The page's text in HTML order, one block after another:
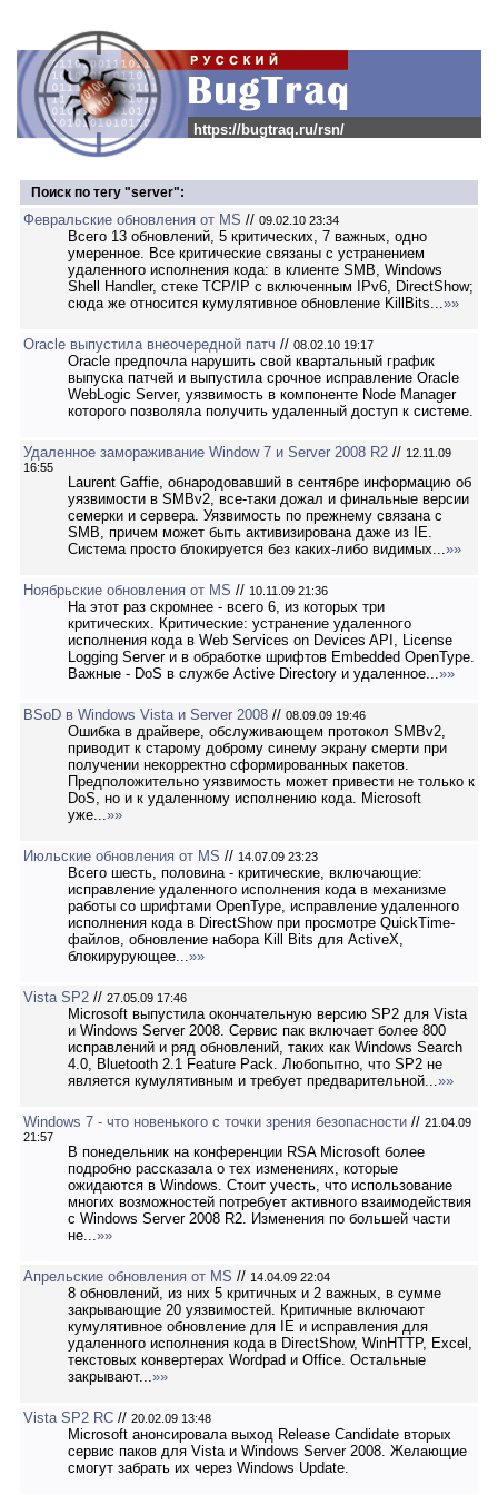
https://bugtraq.ru/rsn/
Поиск по тегу "server":
Февральские обновления от MS // 09.02.10 23:34
Всего 13 обновлений, 5 критических, 7 важных, одно
умеренное. Все критические связаны с устранением
удаленного исполнения кода: в клиенте SMB, Windows
Shell Handler, стеке TCP/IP с включенным IPv6, DirectShow;
сюда же относится кумулятивное обновление KillBits...»»
Oracle выпустила внеочередной патч // 08.02.10 19:17
Oracle предпочла нарушить свой квартальный график
выпуска патчей и выпустила срочное исправление Oracle
WebLogic Server, уязвимость в компоненте Node Manager
которого позволяла получить удаленный доступ к системе.
Удаленное замораживание Window 7 и Server 2008 R2 // 12.11.09
16:55
Laurent Gaffie, обнародовавший в сентябре информацию об
уязвимости в SMBv2, все-таки дожал и финальные версии
семерки и сервера. Уязвимость по прежнему связана с
SMB, причем может быть активизирована даже из IE.
Система просто блокируется без каких-либо видимых...»»
Ноябрьские обновления от MS // 10.11.09 21:36
На этот раз скромнее - всего 6, из которых три
критических. Критические: устранение удаленного
исполнения кода в Web Services on Devices API, License
Logging Server и в обработке шрифтов Embedded OpenType.
Важные - DoS в службе Active Directory и удаленное...»»
BSoD в Windows Vista и Server 2008 // 08.09.09 19:46
Ошибка в драйвере, обслуживающем протокол SMBv2,
приводит к старому доброму синему экрану смерти при
получении некорректно сформированных пакетов.
Предположительно уязвимость может привести не только к
DoS, но и к удаленному исполнению кода. Microsoft
уже...»»
Июльские обновления от MS // 14.07.09 23:23
Всего шесть, половина - критические, включающие:
исправление удаленного исполнения кода в механизме
работы со шрифтами OpenType, исправление удаленного
исполнения кода в DirectShow при просмотре QuickTime-
файлов, обновление набора Kill Bits для ActiveX,
блокирурующее...»»
Vista SP2 // 27.05.09 17:46
Microsoft выпустила окончательную версию SP2 для Vista
и Windows Server 2008. Сервис пак включает более 800
исправлений и ряд обновлений, таких как Windows Search
4.0, Bluetooth 2.1 Feature Pack. Любопытно, что SP2 не
является кумулятивным и требует предварительной...»»
Windows 7 - что новенького с точки зрения безопасности // 21.04.09
21:57
В понедельник на конференции RSA Microsoft более
подробно рассказала о тех изменениях, которые
ожидаются в Windows. Стоит учесть, что использование
многих возможностей потребует активного взаимодействия
с Windows Server 2008 R2. Изменения по большей части
не...»»
Апрельские обновления от MS // 14.04.09 22:04
8 обновлений, из них 5 критичных и 2 важных, в сумме
закрывающие 20 уязвимостей. Критичные включают
кумулятивное обновление для IE и исправления для
удаленного исполнения кода в DirectShow, WinHTTP, Excel,
текстовых конвертерах Wordpad и Office. Остальные
закрывают...»»
Vista SP2 RC // 20.02.09 13:48
Microsoft анонсировала выход Release Candidate вторых
сервис паков для Vista и Windows Server 2008. Желающие
смогут забрать их через Windows Update.